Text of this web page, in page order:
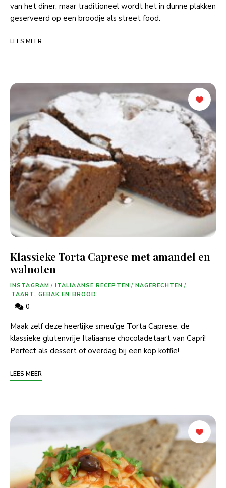
van het diner, maar traditioneel wordt het in dunne plakken
geserveerd op een broodje als street food.
LEES MEER
Klassieke Torta Caprese met amandel en
walnoten
INSTAGRAM / ITALIAANSE RECEPTEN / NAGERECHTEN /
TAART, GEBAK EN BROOD
0
Maak zelf deze heerlijke smeuïge Torta Caprese, de
klassieke glutenvrije Italiaanse chocoladetaart van Capri!
Perfect als dessert of overdag bij een kop koffie!
LEES MEER